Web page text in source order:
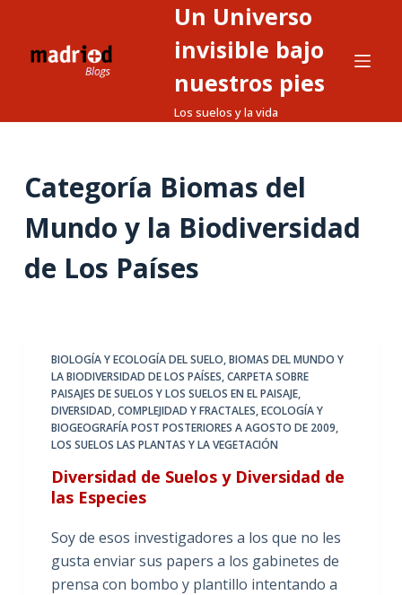
Un Universo
invisible bajo
nuestros pies
Los suelos y la vida
Categoría Biomas del
Mundo y la Biodiversidad
de Los Países
BIOLOGÍA Y ECOLOGÍA DEL SUELO,BIOMAS DEL MUNDO Y
LA BIODIVERSIDAD DE LOS PAÍSES,CARPETA SOBRE
PAISAJES DE SUELOS Y LOS SUELOS EN EL PAISAJE,
DIVERSIDAD, COMPLEJIDAD Y FRACTALES,ECOLOGÍA Y
BIOGEOGRAFÍA POST POSTERIORES A AGOSTO DE 2009,
LOS SUELOS LAS PLANTAS Y LA VEGETACIÓN
Diversidad de Suelos y Diversidad de
las Especies
Soy de esos investigadores a los que no les
gusta enviar sus papers a los gabinetes de
prensa con bombo y plantillo intentando a